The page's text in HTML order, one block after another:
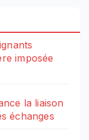
imposée
la liaison
échanges